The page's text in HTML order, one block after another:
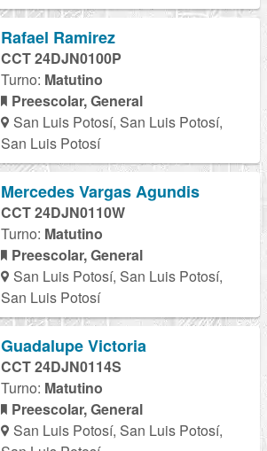
Rafael Ramirez
CCT 24DJN0100P
Turno: Matutino
Preescolar, General
San Luis Potosí, San Luis Potosí,
San Luis Potosí
Mercedes Vargas Agundis
CCT 24DJN0110W
Turno: Matutino
Preescolar, General
San Luis Potosí, San Luis Potosí,
San Luis Potosí
Guadalupe Victoria
CCT 24DJN0114S
Turno: Matutino
Preescolar, General
San Luis Potosí, San Luis Potosí,